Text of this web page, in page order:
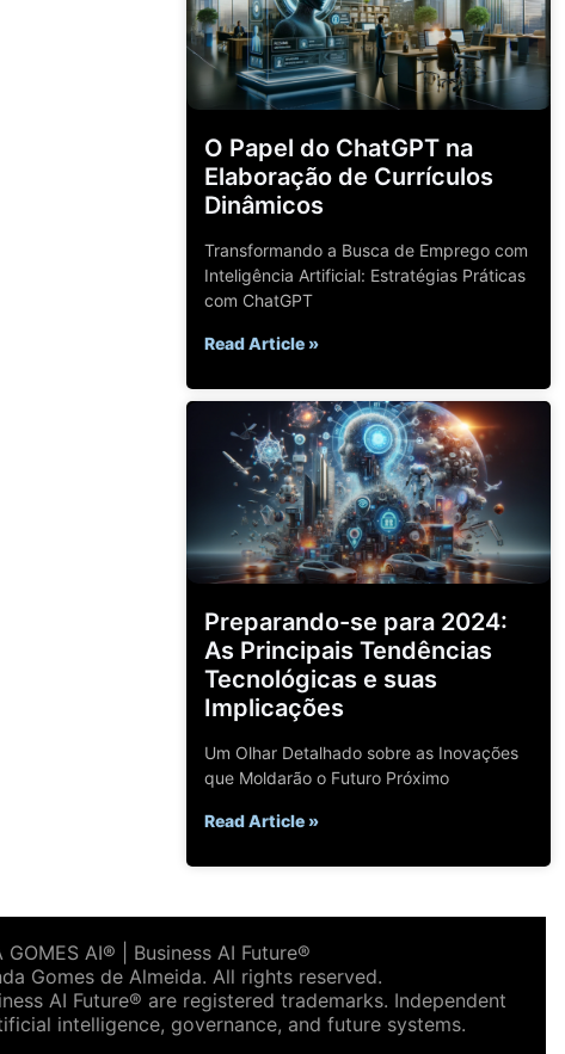
O Papel do ChatGPT na
Elaboração de Currículos
Dinâmicos
Transformando a Busca de Emprego com
Inteligência Artificial: Estratégias Práticas
com ChatGPT
Read Article »
Preparando-se para 2024:
As Principais Tendências
Tecnológicas e suas
Implicações
Um Olhar Detalhado sobre as Inovações
que Moldarão o Futuro Próximo
Read Article »
GOMES AI® | Business AI Future®
Gomes de Almeida. All rights reserved.
AI Future® are registered trademarks. Independent
intelligence, governance, and future systems.